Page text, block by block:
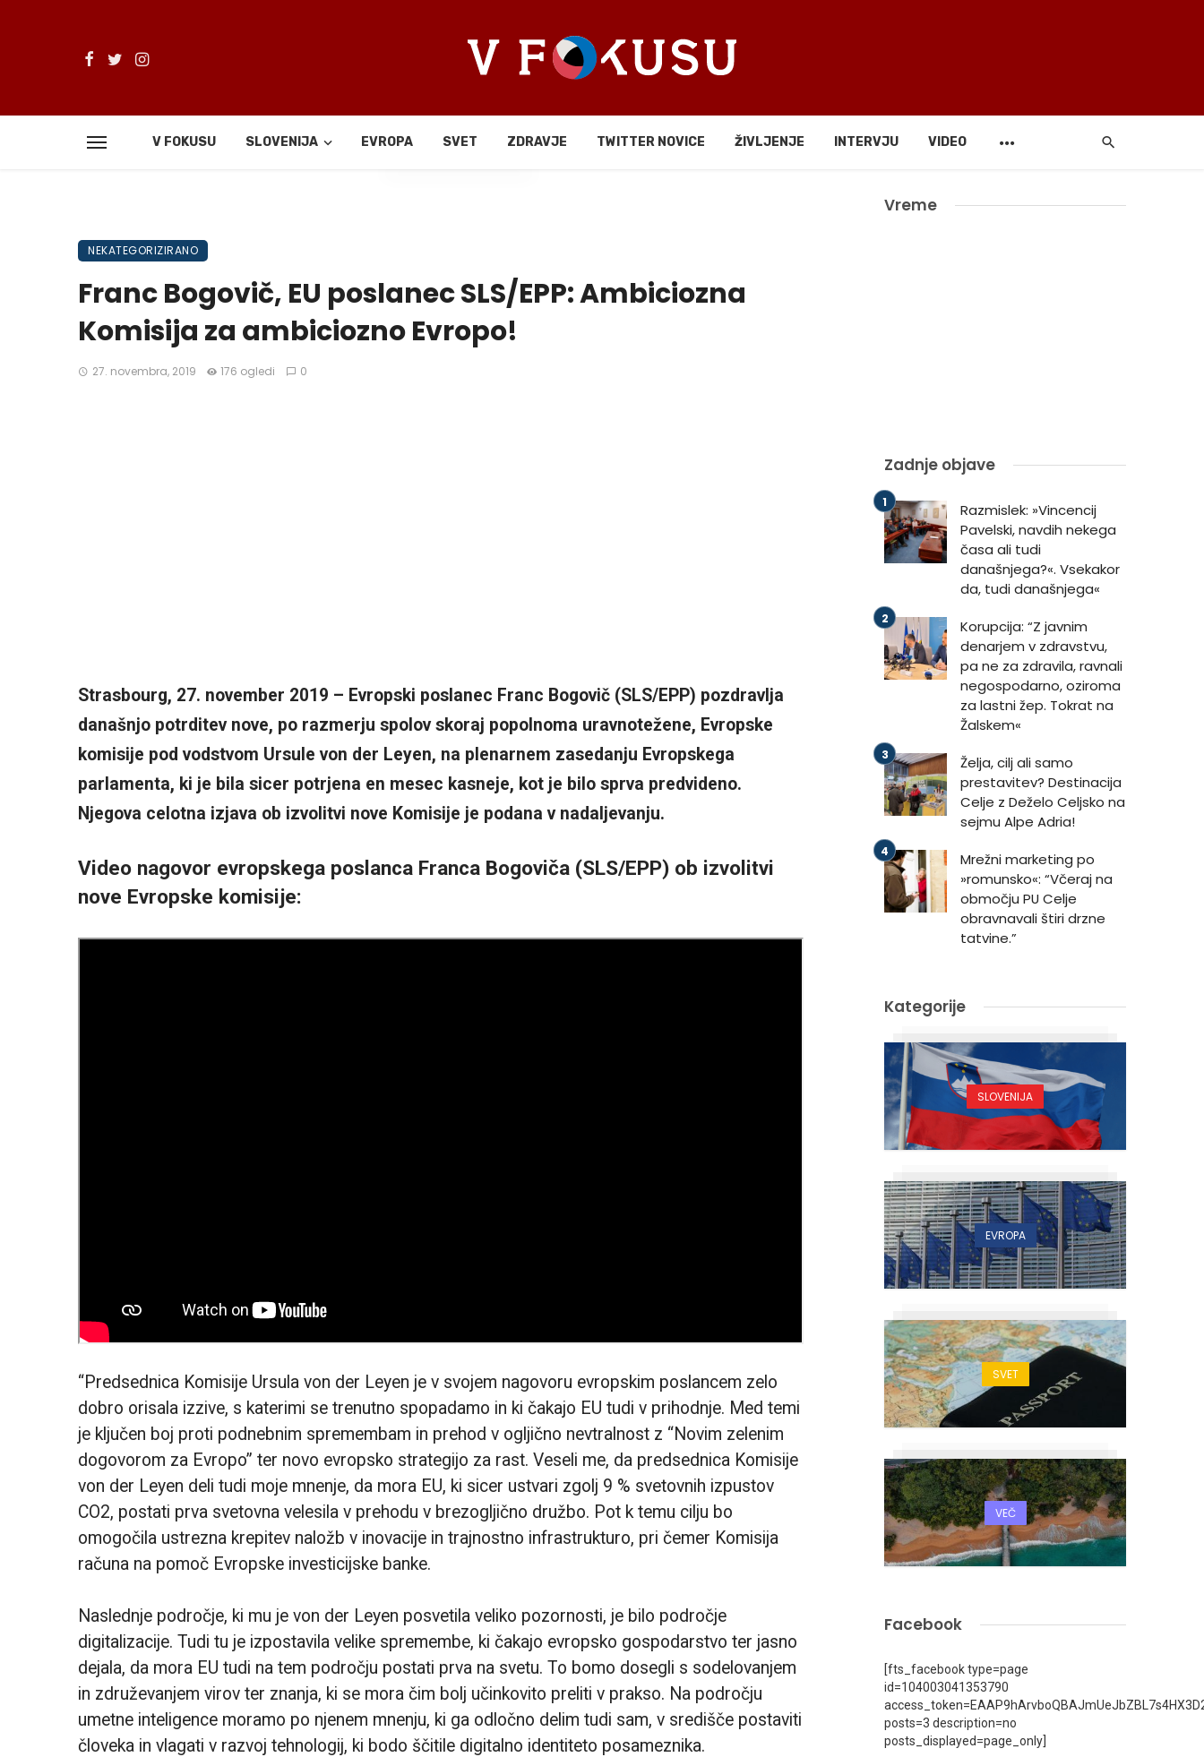
V FOKUSU SLOVENIJA EVROPA SVET ZDRAVJE TWITTER NOVICE ŽIVLJENJE INTERVJU VIDEO
Deli
NEKATEGORIZIRANO
Franc Bogovič, EU poslanec SLS/EPP: Ambiciozna
Komisija za ambiciozno Evropo!
27. novembra, 2019 176 ogledi 0
Strasbourg, 27. november 2019 – Evropski poslanec Franc Bogovič (SLS/EPP) pozdravlja
današnjo potrditev nove, po razmerju spolov skoraj popolnoma uravnotežene, Evropske
komisije pod vodstvom Ursule von der Leyen, na plenarnem zasedanju Evropskega
parlamenta, ki je bila sicer potrjena en mesec kasneje, kot je bilo sprva predvideno.
Njegova celotna izjava ob izvolitvi nove Komisije je podana v nadaljevanju.
Video nagovor evropskega poslanca Franca Bogoviča (SLS/EPP) ob izvolitvi
nove Evropske komisije:
“Predsednica Komisije Ursula von der Leyen je v svojem nagovoru evropskim poslancem zelo
dobro orisala izzive, s katerimi se trenutno spopadamo in ki čakajo EU tudi v prihodnje. Med temi
je ključen boj proti podnebnim spremembam in prehod v ogljično nevtralnost z “Novim zelenim
dogovorom za Evropo” ter novo evropsko strategijo za rast. Veseli me, da predsednica Komisije
von der Leyen deli tudi moje mnenje, da mora EU, ki sicer ustvari zgolj 9 % svetovnih izpustov
CO2, postati prva svetovna velesila v prehodu v brezogljično družbo. Pot k temu cilju bo
omogočila ustrezna krepitev naložb v inovacije in trajnostno infrastrukturo, pri čemer Komisija
računa na pomoč Evropske investicijske banke.
Naslednje področje, ki mu je von der Leyen posvetila veliko pozornosti, je bilo področje
digitalizacije. Tudi tu je izpostavila velike spremembe, ki čakajo evropsko gospodarstvo ter jasno
dejala, da mora EU tudi na tem področju postati prva na svetu. To bomo dosegli s sodelovanjem
in združevanjem virov ter znanja, ki se mora čim bolj učinkovito preliti v prakso. Na področju
umetne inteligence moramo po njenem mnenju, ki ga odločno delim tudi sam, v središče postaviti
človeka in vlagati v razvoj tehnologij, ki bodo ščitile digitalno identiteto posameznika.
Vreme
Zadnje objave
Razmislek: »Vincencij
Pavelski, navdih nekega
časa ali tudi
današnjega?«. Vsekakor
da, tudi današnjega«
Korupcija: “Z javnim
denarjem v zdravstvu,
pa ne za zdravila, ravnali
negospodarno, oziroma
za lastni žep. Tokrat na
Žalskem«
Želja, cilj ali samo
prestavitev? Destinacija
Celje z Deželo Celjsko na
sejmu Alpe Adria!
Mrežni marketing po
»romunsko«: “Včeraj na
območju PU Celje
obravnavali štiri drzne
tatvine.”
Kategorije
SLOVENIJA
EVROPA
SVET
VEČ
Facebook
[fts_facebook type=page
id=104003041353790
posts=3 description=no
posts_displayed=page_only]